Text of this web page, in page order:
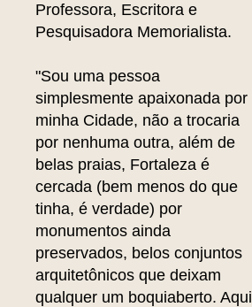
Professora, Escritora e
Pesquisadora Memorialista.
"Sou uma pessoa
simplesmente apaixonada por
minha Cidade, não a trocaria
por nenhuma outra, além de
belas praias, Fortaleza é
cercada (bem menos do que
tinha, é verdade) por
monumentos ainda
preservados, belos conjuntos
arquitetônicos que deixam
qualquer um boquiaberto. Aqui